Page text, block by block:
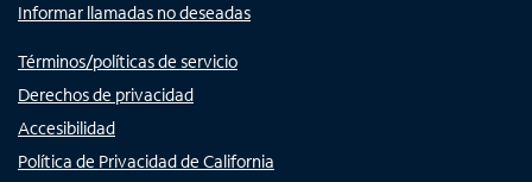
Informar llamadas no deseadas
Términos/políticas de servicio
Derechos de privacidad
Accesibilidad
Política de Privacidad de California